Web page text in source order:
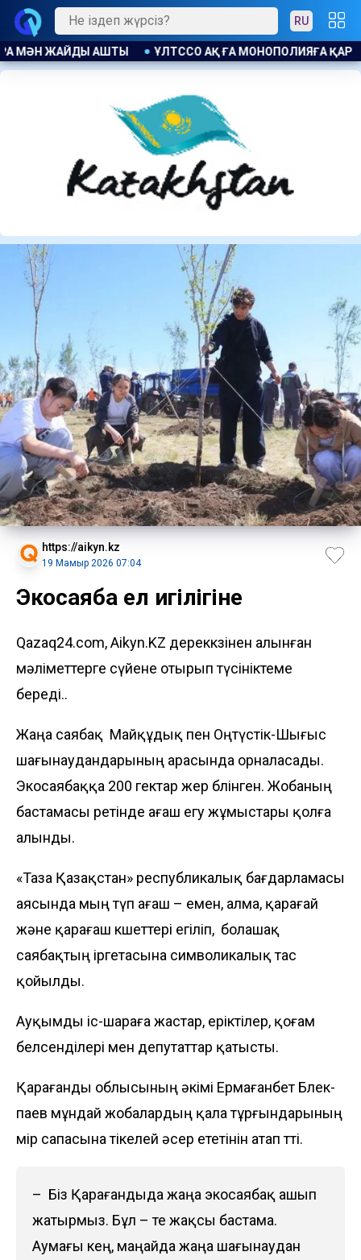
RU
ҚАРСЫ ЗАҢ БҰЗУШЫЛЫҚ ҮШІН ЕСКЕРТУ ЖАСАЛДЫ
https://aikyn.kz
19 Мамыр 2026 07:04
Экосаябақ ел игілігіне
Qazaq24.com, Aikyn.KZ дереккөзінен алынған
мәліметтерге сүйене отырып түсініктеме
береді..
Жаңа саябақ Майқұдық пен Оңтүстік-Шығыс
ша­ғынаудандарының арасында орналасады.
Эко­саябаққа 200 гектар жер бөлінген. Жобаның
баста­масы ретінде ағаш егу жұмыстары қолға
алынды.
«Таза Қазақстан» республикалық бағдарламасы
ая­сында мың түп ағаш – емен, алма, қарағай
және қа­рағаш көшеттері егіліп, болашақ
саябақтың ірге­тасына символикалық тас
қойылды.
Ауқымды іс-шараға жастар, еріктілер, қоғам
бел­сенділері мен депутаттар қатысты.
Қарағанды облысының әкімі Ермағанбет Бөлек­
паев мұндай жобалардың қала тұрғындарының
өмір сапасына тікелей әсер ететінін атап өтті.
– Біз Қарағандыда жаңа экосаябақ ашып
жатырмыз. Бұл – өте жақсы бастама.
Аумағы кең, маңайда жаңа шағынаудан